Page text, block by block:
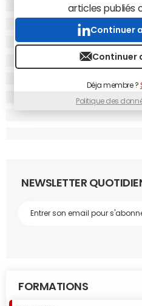
48h. Les particuliers se
"taux de rendement attractif
sélection des emprunteurs".
articles publiés
Continuer
Continuer
Déja membre ?
Politique des
NEWSLETTER
FORMATIONS